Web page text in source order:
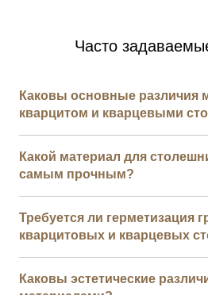
Часто
Каковы основные различия
кварцитом и кварцевыми
Какой материал для
самым прочным?
Требуется ли герметизация
кварцитовых и кварцевых
Каковы эстетические